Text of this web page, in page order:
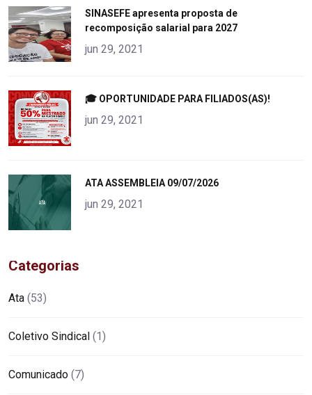
alt="product">
SINASEFE apresenta proposta de
recomposição salarial para 2027
jun 29, 2021
alt="product">
🎓 OPORTUNIDADE PARA FILIADOS(AS)!
jun 29, 2021
alt="product">
ATA ASSEMBLEIA 09/07/2026
jun 29, 2021
Categorias
Ata (53)
Coletivo Sindical (1)
Comunicado (7)